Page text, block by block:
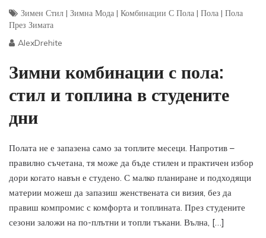
Зимен Стил | Зимна Мода | Комбинации С Пола | Пола | Пола
През Зимата
AlexDrehite
Зимни комбинации с пола:
стил и топлина в студените
дни
Полата не е запазена само за топлите месеци. Напротив –
правилно съчетана, тя може да бъде стилен и практичен избор
дори когато навън е студено. С малко планиране и подходящи
материи можеш да запазиш женствената си визия, без да
правиш компромис с комфорта и топлината. През студените
сезони заложи на по-плътни и топли тъкани. Вълна, […]